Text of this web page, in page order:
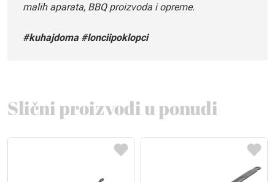
malih aparata, BBQ proizvoda i opreme.
#kuhajdoma #lonciipoklopci
Slični proizvodi u ponudi